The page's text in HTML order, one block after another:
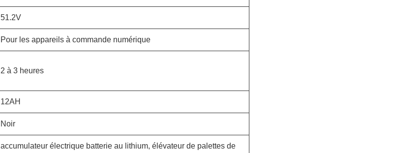
51.2V
Pour les appareils à commande numérique
2 à 3 heures
12AH
Noir
accumulateur électrique batterie au lithium, élévateur de palettes de